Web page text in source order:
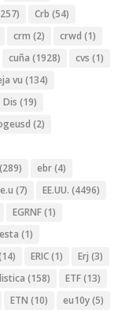
Crb (54)
crm (2) crwd (1)
cuña (1928) cvs (1)
vu (134)
Dis (19)
(2)
(289) ebr(4)
(7) EE.UU. (4496)
EGRNF(1)
(1)
ERIC(1) Erj (3)
(158) ETF(13)
ETN (10) eu10y(5)